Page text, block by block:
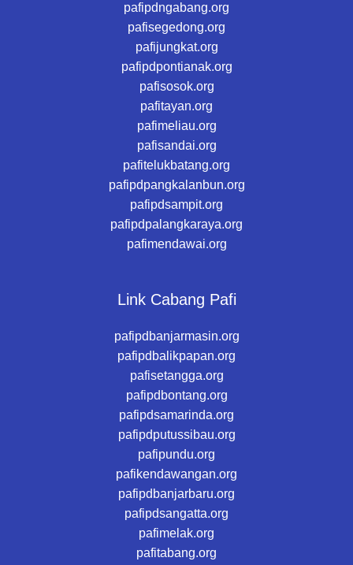
pafipdngabang.org
pafisegedong.org
pafijungkat.org
pafipdpontianak.org
pafisosok.org
pafitayan.org
pafimeliau.org
pafisandai.org
pafitelukbatang.org
pafipdpangkalanbun.org
pafipdsampit.org
pafipdpalangkaraya.org
pafimendawai.org
Link Cabang Pafi
pafipdbanjarmasin.org
pafipdbalikpapan.org
pafisetangga.org
pafipdbontang.org
pafipdsamarinda.org
pafipdputussibau.org
pafipundu.org
pafikendawangan.org
pafipdbanjarbaru.org
pafipdsangatta.org
pafimelak.org
pafitabang.org